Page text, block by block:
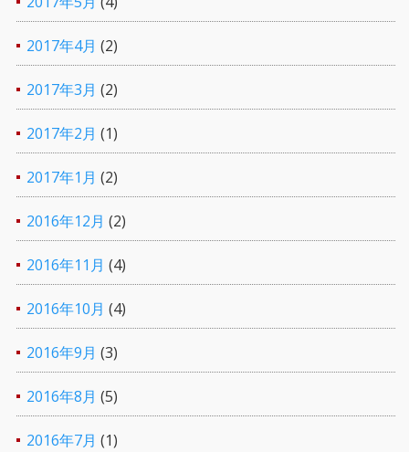
2017年4月 (2)
2017年3月 (2)
2017年2月 (1)
2017年1月 (2)
2016年12月 (2)
2016年11月 (4)
2016年10月 (4)
2016年9月 (3)
2016年8月 (5)
2016年7月 (1)